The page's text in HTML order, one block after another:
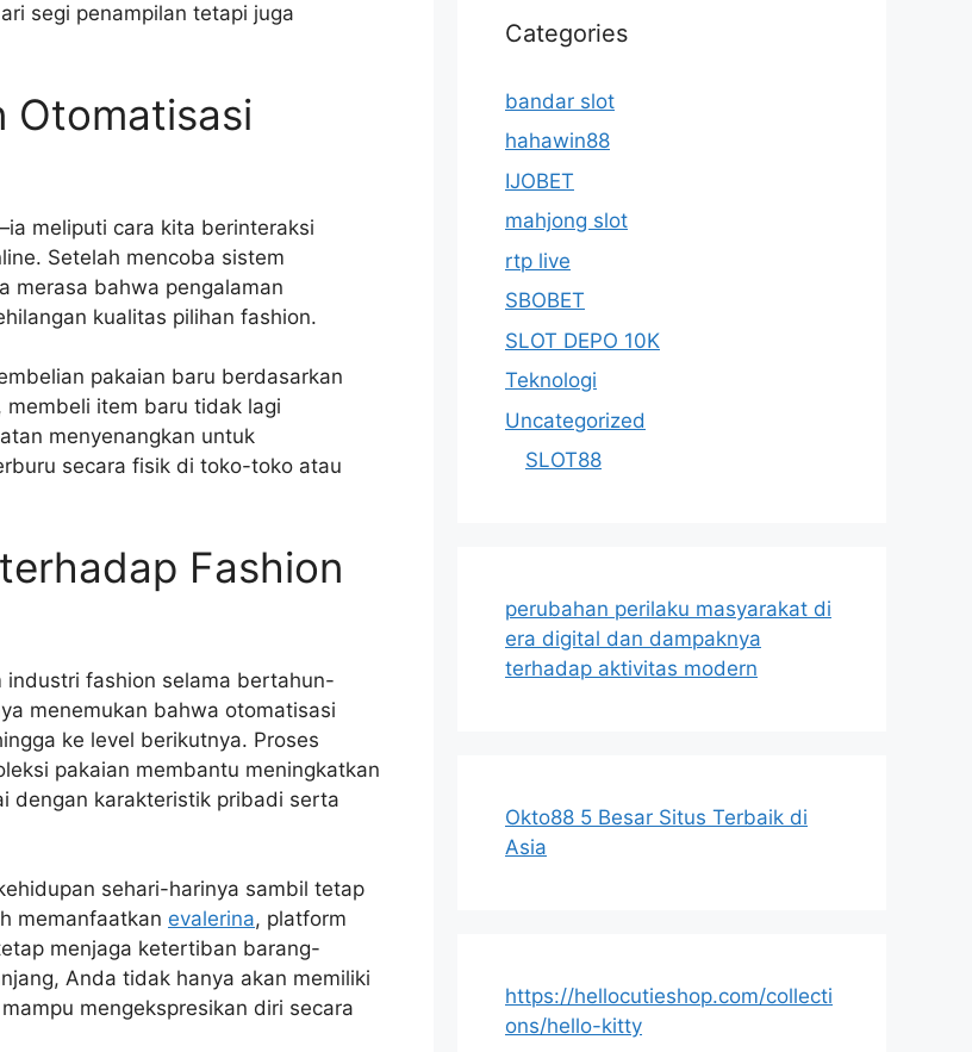
segi penampilan tetapi juga
Otomatisasi
meliputi cara kita berinteraksi
Setelah mencoba sistem
merasa bahwa pengalaman
kualitas pilihan fashion.
pakaian baru berdasarkan
item baru tidak lagi
menyenangkan untuk
secara fisik di toko-toko atau
Fashion
industri fashion selama bertahun-
menemukan bahwa otomatisasi
ke level berikutnya. Proses
pakaian membantu meningkatkan
dengan karakteristik pribadi serta
sehari-harinya sambil tetap
memanfaatkan evalerina, platform
menjaga ketertiban barang-
Anda tidak hanya akan memiliki
mengekspresikan diri secara
Categories
bandar slot
hahawin88
IJOBET
mahjong slot
rtp live
SBOBET
SLOT DEPO 10K
Teknologi
Uncategorized
SLOT88
perubahan perilaku masyarakat di
era digital dan dampaknya
terhadap aktivitas modern
Okto88 5 Besar Situs Terbaik di
Asia
https://hellocutieshop.com/collecti
ons/hello-kitty